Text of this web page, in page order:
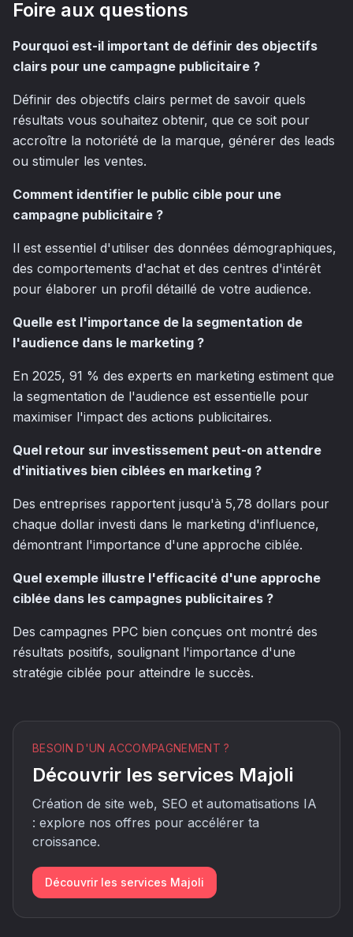
Foire aux questions
Pourquoi est-il important de définir des objectifs
clairs pour une campagne publicitaire ?
Définir des objectifs clairs permet de savoir quels
résultats vous souhaitez obtenir, que ce soit pour
accroître la notoriété de la marque, générer des leads
ou stimuler les ventes.
Comment identifier le public cible pour une
campagne publicitaire ?
Il est essentiel d'utiliser des données démographiques,
des comportements d'achat et des centres d'intérêt
pour élaborer un profil détaillé de votre audience.
Quelle est l'importance de la segmentation de
l'audience dans le marketing ?
En 2025, 91 % des experts en marketing estiment que
la segmentation de l'audience est essentielle pour
maximiser l'impact des actions publicitaires.
Quel retour sur investissement peut-on attendre
d'initiatives bien ciblées en marketing ?
Des entreprises rapportent jusqu'à 5,78 dollars pour
chaque dollar investi dans le marketing d'influence,
démontrant l'importance d'une approche ciblée.
Quel exemple illustre l'efficacité d'une approche
ciblée dans les campagnes publicitaires ?
Des campagnes PPC bien conçues ont montré des
résultats positifs, soulignant l'importance d'une
stratégie ciblée pour atteindre le succès.
BESOIN D'UN ACCOMPAGNEMENT ?
Découvrir les services Majoli
Création de site web, SEO et automatisations IA
: explore nos offres pour accélérer ta
croissance.
Découvrir les services Majoli